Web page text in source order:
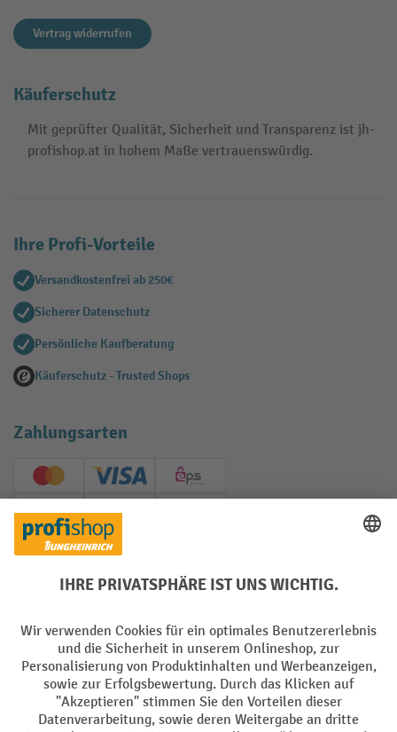
Vertrag widerrufen
Käuferschutz
Mit geprüfter Qualität, Sicherheit und Transparenz ist jh-
profishop.at in hohem Maße vertrauenswürdig.
Ihre Profi-Vorteile
Versandkostenfrei ab 250€
Sicherer Datenschutz
Persönliche Kaufberatung
Käuferschutz - Trusted Shops
Zahlungsarten
Creditcard (Master)Creditcard (Visa)
EPS
PayPal
Soziale Netzwerke
Impressum Datenschutz